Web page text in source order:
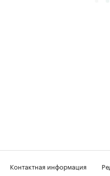
Контактная информация